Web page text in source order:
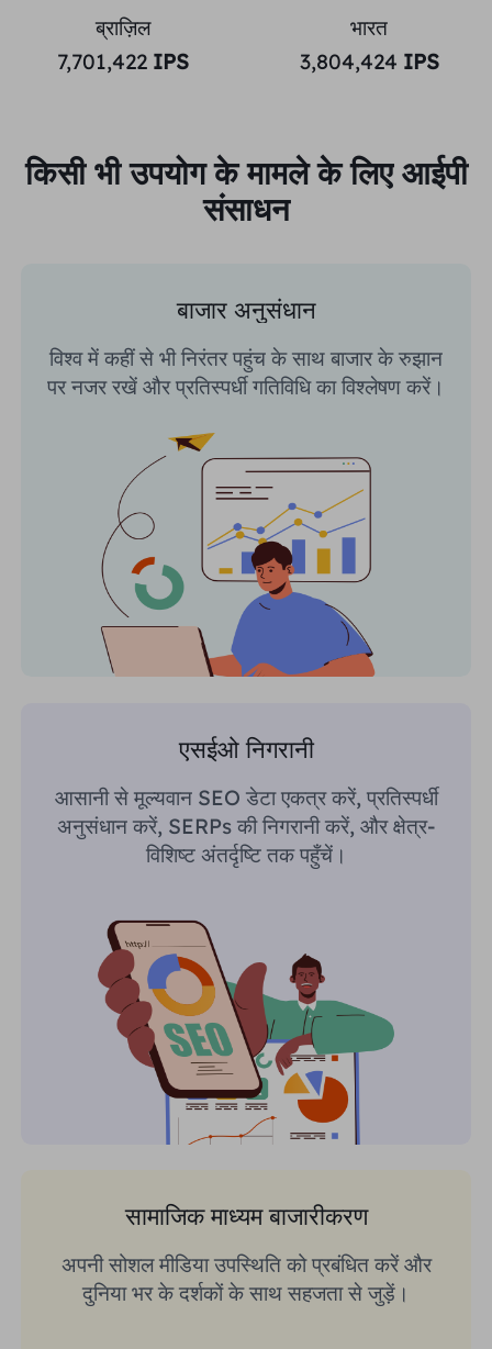
ब्राज़िल
7,701,422 IPS
भारत
3,804,424 IPS
किसी भी उपयोग के मामले के लिए आईपी
संसाधन
बाजार अनुसंधान
विश्व में कहीं से भी निरंतर पहुंच के साथ बाजार के रुझान
पर नजर रखें और प्रतिस्पर्धी गतिविधि का विश्लेषण करें।
एसईओ निगरानी
आसानी से मूल्यवान SEO डेटा एकत्र करें, प्रतिस्पर्धी
अनुसंधान करें, SERPs की निगरानी करें, और क्षेत्र-
विशिष्ट अंतर्दृष्टि तक पहुँचें।
सामाजिक माध्यम बाजारीकरण
अपनी सोशल मीडिया उपस्थिति को प्रबंधित करें और
दुनिया भर के दर्शकों के साथ सहजता से जुड़ें।